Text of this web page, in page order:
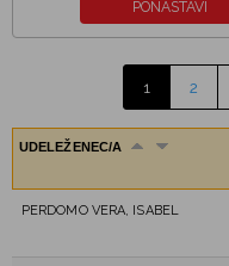
1 2
UDELEŽENEC/A
PERDOMO VERA, ISABEL